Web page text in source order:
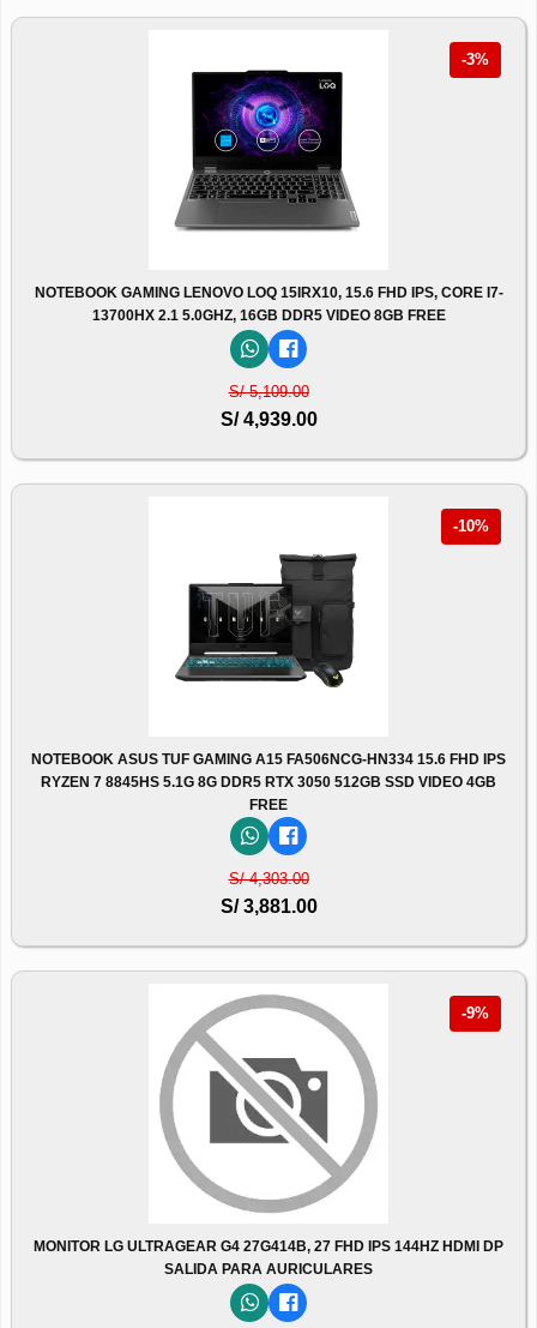
-3%
NOTEBOOK GAMING LENOVO LOQ 15IRX10, 15.6 FHD IPS, CORE I7-
13700HX 2.1 5.0GHZ, 16GB DDR5 VIDEO 8GB FREE
S/ 5,109.00
S/ 4,939.00
-10%
NOTEBOOK ASUS TUF GAMING A15 FA506NCG-HN334 15.6 FHD IPS
RYZEN 7 8845HS 5.1G 8G DDR5 RTX 3050 512GB SSD VIDEO 4GB
FREE
S/ 4,303.00
S/ 3,881.00
-9%
MONITOR LG ULTRAGEAR G4 27G414B, 27 FHD IPS 144HZ HDMI DP
SALIDA PARA AURICULARES